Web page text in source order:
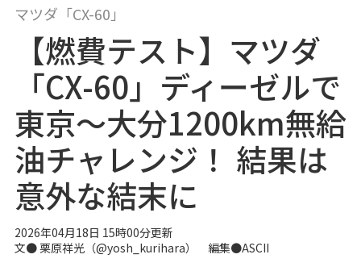
マツダ「CX-60」
【燃費テスト】マツダ
「CX-60」ディーゼルで
東京～大分1200km無給
油チャレンジ！ 結果は
意外な結末に
2026年04月18日 15時00分更新
文● 栗原祥光（@yosh_kurihara） 編集●ASCII